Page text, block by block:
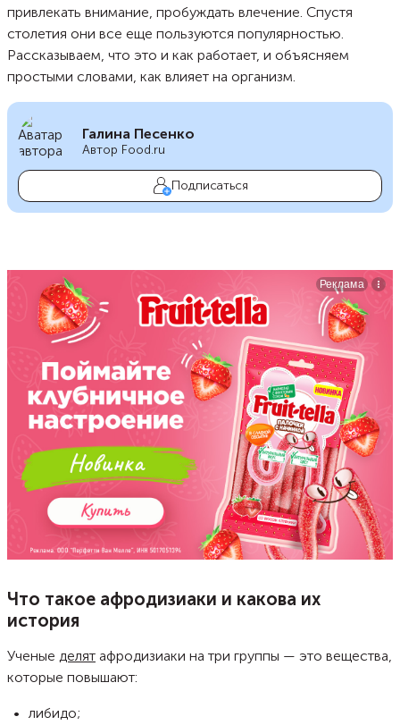
привлекать внимание, пробуждать влечение. Спустя
столетия они все еще пользуются популярностью.
Рассказываем, что это и как работает, и объясняем
простыми словами, как влияет на организм.
Галина Песенко
Автор Food.ru
Подписаться
Что такое афродизиаки и какова их
история
Ученые делят афродизиаки на три группы — это вещества,
которые повышают:
либидо;